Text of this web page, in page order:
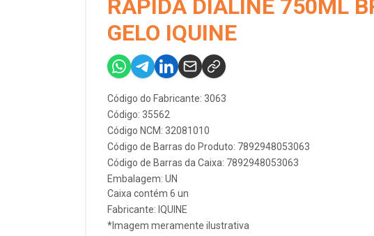
RAPIDA DIALINE 750ML
GELO IQUINE
Código do Fabricante: 3063
Código: 35562
Código NCM: 32081010
Código de Barras do Produto: 7892948053063
Código de Barras da Caixa: 7892948053063
Embalagem: UN
Caixa contém 6 un
Fabricante: IQUINE
*Imagem meramente ilustrativa